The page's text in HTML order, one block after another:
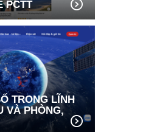
PCTT
TRONG LĨNH
VÀ PHÒNG,